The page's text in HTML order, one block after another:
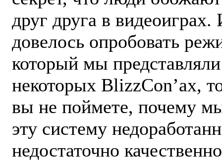
друг друга в
довелось опробовать
который мы
некоторых BlizzCon’ах,
вы не поймете, почему
эту систему
недостаточно